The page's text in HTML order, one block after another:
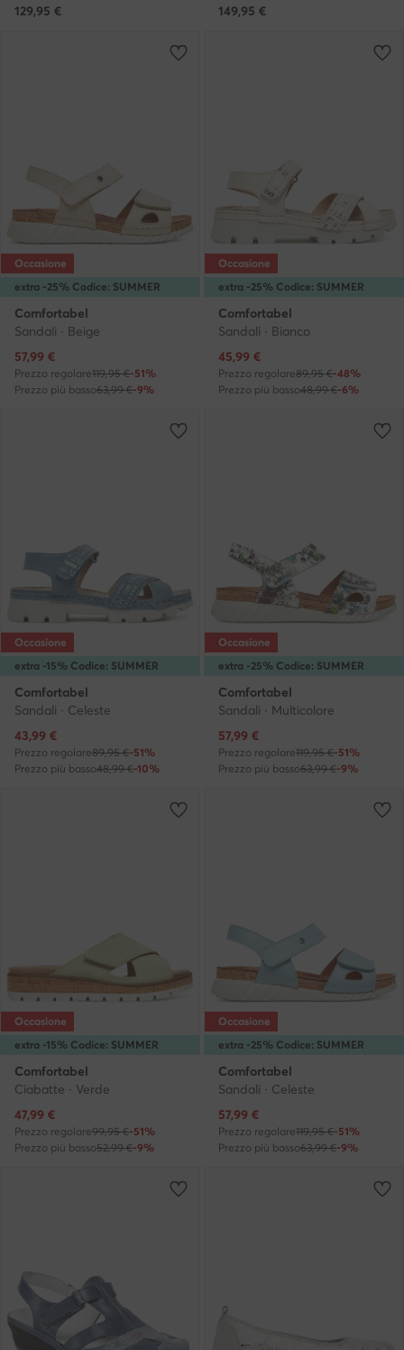
129,95 €
149,95 €
extra -25% Codice: SUMMER
Occasione
Comfortabel
Sandali · Beige
Prezzo attuale
57,99 €
Prezzo regolare119,95 €-51%
Prezzo più basso63,99 €-9%
extra -25% Codice: SUMMER
Occasione
Comfortabel
Sandali · Bianco
Prezzo attuale
45,99 €
Prezzo regolare89,95 €-48%
Prezzo più basso48,99 €-6%
extra -15% Codice: SUMMER
Occasione
Comfortabel
Sandali · Celeste
Prezzo attuale
43,99 €
Prezzo regolare89,95 €-51%
Prezzo più basso48,99 €-10%
extra -25% Codice: SUMMER
Occasione
Comfortabel
Sandali · Multicolore
Prezzo attuale
57,99 €
Prezzo regolare119,95 €-51%
Prezzo più basso63,99 €-9%
extra -15% Codice: SUMMER
Occasione
Comfortabel
Ciabatte · Verde
Prezzo attuale
47,99 €
Prezzo regolare99,95 €-51%
Prezzo più basso52,99 €-9%
extra -25% Codice: SUMMER
Occasione
Comfortabel
Sandali · Celeste
Prezzo attuale
57,99 €
Prezzo regolare119,95 €-51%
Prezzo più basso63,99 €-9%